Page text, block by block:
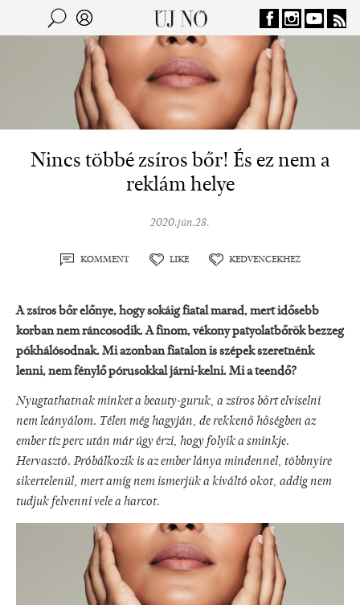
Jump to navigation
Kereső
Nincs többé zsíros bőr! És ez nem a
reklám helye
2020.jún.28.
KOMMENT LIKE KEDVENCEKHEZ
A zsíros bőr előnye, hogy sokáig fiatal marad, mert idősebb
korban nem ráncosodik. A finom, vékony patyolatbőrök bezzeg
pókhálósodnak. Mi azonban fiatalon is szépek szeretnénk
lenni, nem fénylő pórusokkal járni-kelni. Mi a teendő?
Nyugtathatnak minket a beauty-guruk, a zsíros bőrt elviselni
nem leányálom. Télen még hagyján, de rekkenő hőségben az
ember tíz perc után már úgy érzi, hogy folyik a sminkje.
Hervasztó. Próbálkozik is az ember lánya mindennel, többnyire
sikertelenül, mert amíg nem ismerjük a kiváltó okot, addig nem
tudjuk felvenni vele a harcot.